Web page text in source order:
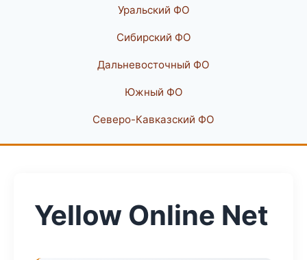
Уральский ФО
Сибирский ФО
Дальневосточный ФО
Южный ФО
Северо-Кавказский ФО
Yellow Online Net